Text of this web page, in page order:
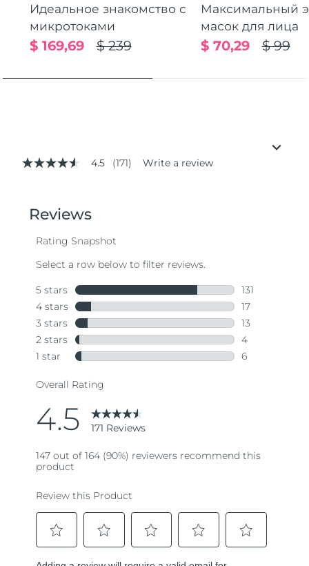
Идеальное знакомство с
микротоками
$ 239
$ 169,69
Максимальный
масок для лица
$ 99
$ 70,29
4.5
stars,
average
value.
171
Same
page
link.
4.5 (171) Write a review